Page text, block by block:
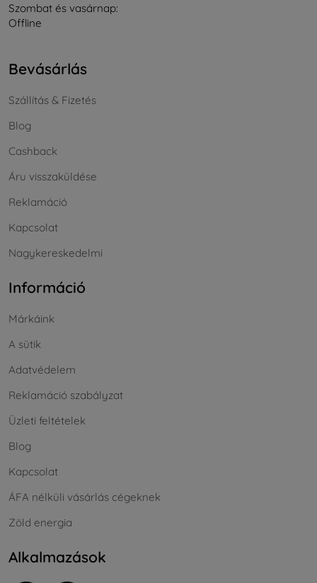
Szombat és vasárnap:
Offline
Bevásárlás
Szállítás & Fizetés
Blog
Cashback
Áru visszaküldése
Reklamáció
Kapcsolat
Nagykereskedelmi
Információ
Márkáink
A sütik
Adatvédelem
Reklamáció szabályzat
Üzleti feltételek
Blog
Kapcsolat
ÁFA nélküli vásárlás cégeknek
Zöld energia
Alkalmazások